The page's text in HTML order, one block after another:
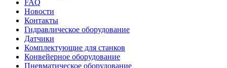
FAQ
Новости
Контакты
Гидравлическое оборудование
Датчики
Комплектующие для станков
Конвейерное оборудование
Пневматическое оборудование